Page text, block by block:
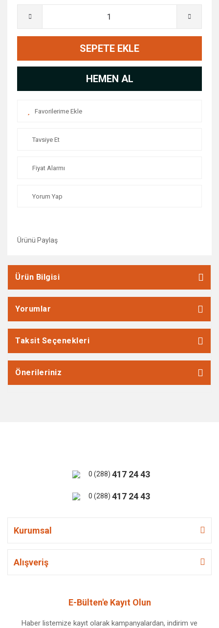
SEPETE EKLE
HEMEN AL
Tavsiye Et
Fiyat Alarmı
Yorum Yap
Ürünü Paylaş
Ürün Bilgisi
Yorumlar
Taksit Seçenekleri
Önerileriniz
0 (288) 417 24 43
0 (288) 417 24 43
Kurumsal
Alışveriş
E-Bülten'e Kayıt Olun
Haber listemize kayıt olarak kampanyalardan, indirim ve